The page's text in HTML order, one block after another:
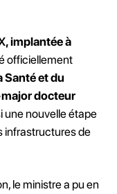
, implantée à
officiellement
Santé et du
docteur
une nouvelle étape
infrastructures de
le ministre a pu en